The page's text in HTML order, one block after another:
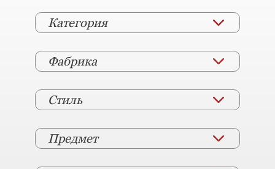
Категория
Фабрика
Стиль
Предмет